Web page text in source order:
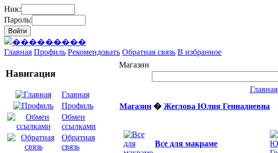
Ник:
Пароль:
Главная Профиль Рекомендовать Обратная связь В избранное
Навигация
Главная
Профиль
Обмен
ссылками
Обратная
связь
Магазин
Главная
Магазин � Жеглова Юлия Геннадиевна
Все для макраме